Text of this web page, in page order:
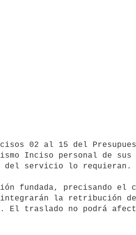
Inciso personal de sus
del servicio lo requieran.
fundada, precisando el
integrarán la retribución
El traslado no podrá